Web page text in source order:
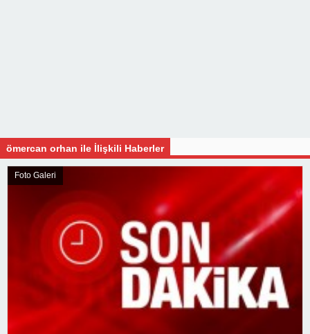
ömercan orhan ile İlişkili Haberler
Foto Galeri